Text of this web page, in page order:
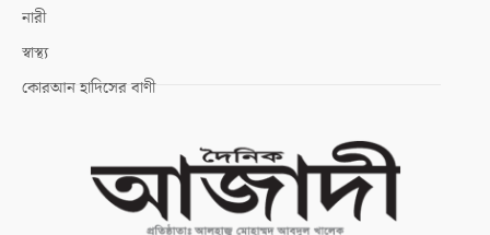
নারী
স্বাস্থ্য
কোরআন হাদিসের বাণী